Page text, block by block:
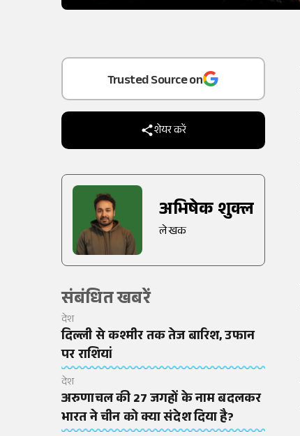
Add
as a
Trusted Source on
शेयर करें
अभिषेक शुक्ल
लेखक
संबंधित खबरें
देश
दिल्ली से कश्मीर तक तेज बारिश, उफान
पर राशियां
देश
अरुणाचल की 27 जगहों के नाम बदलकर
भारत ने चीन को क्या संदेश दिया है?